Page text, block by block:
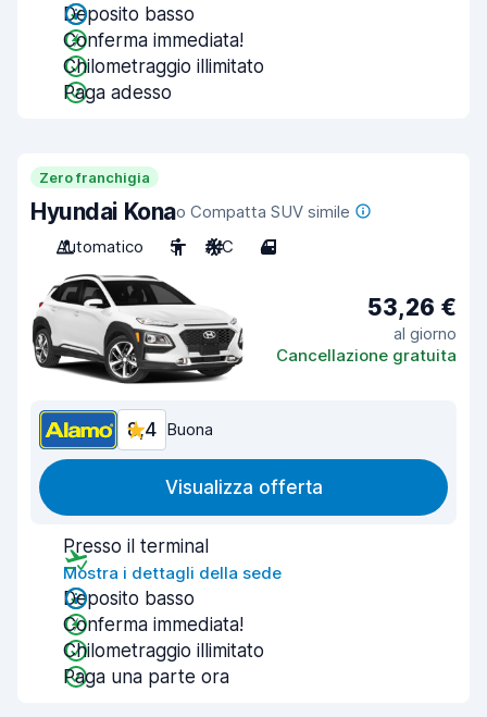
Deposito basso
Conferma immediata!
Chilometraggio illimitato
Paga adesso
Zero franchigia
Hyundai Konao Compatta SUV simile
Automatico
5 A/C 4
53,26 €
al giorno
Cancellazione gratuita
8,4 Buona
Visualizza offerta
Presso il terminal
Mostra i dettagli della sede
Deposito basso
Conferma immediata!
Chilometraggio illimitato
Paga una parte ora